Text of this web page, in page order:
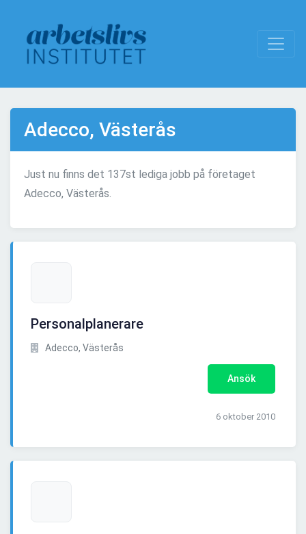
Adecco, Västerås
Just nu finns det 137st lediga jobb på företaget
Adecco, Västerås.
Personalplanerare
Adecco, Västerås
Ansök
6 oktober 2010